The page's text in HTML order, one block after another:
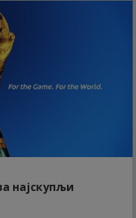
најскупљи